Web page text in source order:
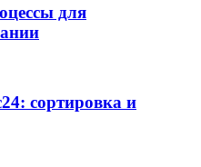
для
сортировка и